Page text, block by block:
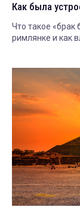
Как была
Что такое «брак
римлянке и как